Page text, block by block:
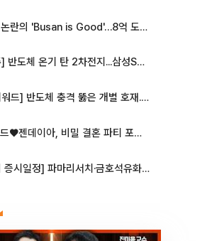
논란의 'Busan is Good'…8억 도시브랜드, 용산 대통령실 CI 업체가 수행
[특징주] 반도체 온기 탄 2차전지...삼성SDI, 장 초반 7% 넘게 껑충
[증시키워드] 반도체 충격 뚫은 개별 호재...포스코퓨처엠·에코프로·한화솔루션 '눈길'
톰 홀랜드♥젠데이아, 비밀 결혼 파티 포착⋯호텔 대관비만 9억
[오늘의 증시일정] 파마리서치·금호석유화학·코오롱인더·상상인증권 등